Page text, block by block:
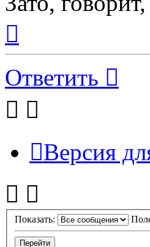
началу
Ответить
Версия
Показать: